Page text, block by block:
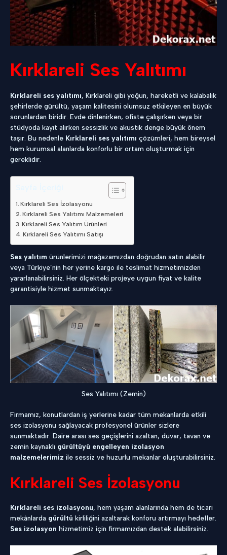
Kırklareli Ses Yalıtımı
Kırklareli ses yalıtımı, Kırklareli gibi yoğun, hareketli ve kalabalık
şehirlerde gürültü, yaşam kalitesini olumsuz etkileyen en büyük
sorunlardan biridir. Evde dinlenirken, ofiste çalışırken veya bir
stüdyoda kayıt alırken sessizlik ve akustik denge büyük önem
taşır. Bu nedenle Kırklareli ses yalıtımı çözümleri, hem bireysel
hem kurumsal alanlarda konforlu bir ortam oluşturmak için
gereklidir.
Kırklareli Ses İzolasyonu
Kırklareli Ses Yalıtımı Malzemeleri
Kırklareli Ses Yalıtım Ürünleri
Kırklareli Ses Yalıtımı Satışı
Ses yalıtım ürünlerimizi mağazamızdan doğrudan satın alabilir
veya Türkiye’nin her yerine kargo ile teslimat hizmetimizden
yararlanabilirsiniz. Her ölçekteki projeye uygun fiyat ve kalite
garantisiyle hizmet sunmaktayız.
Ses Yalıtımı (Zemin)
Firmamız, konutlardan iş yerlerine kadar tüm mekanlarda etkili
ses izolasyonu sağlayacak profesyonel ürünler sizlere
sunmaktadır. Daire arası ses geçişlerini azaltan, duvar, tavan ve
zemin kaynaklı gürültüyü engelleyen izolasyon
malzemelerimiz ile sessiz ve huzurlu mekanlar oluşturabilirsiniz.
Kırklareli Ses İzolasyonu
Kırklareli ses izolasyonu, hem yaşam alanlarında hem de ticari
mekânlarda gürültü kirliliğini azaltarak konforu artırmayı hedefler.
Ses izolasyon hizmetimiz için firmamızdan destek alabilirsiniz.